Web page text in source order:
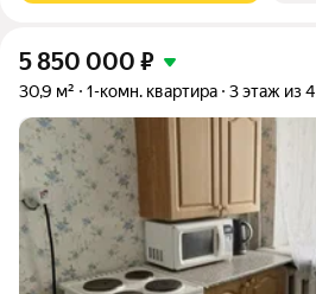
5 850 000 ₽
30,9 м² 1-комн. квартира 3 этаж из 4